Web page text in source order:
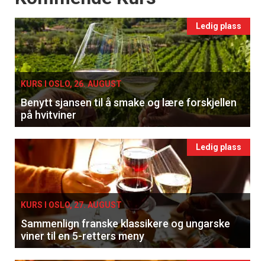
Ledig plass
KURS I OSLO, 26. AUGUST
Benytt sjansen til å smake og lære forskjellen
på hvitviner
Ledig plass
KURS I OSLO, 27. AUGUST
Sammenlign franske klassikere og ungarske
viner til en 5-retters meny